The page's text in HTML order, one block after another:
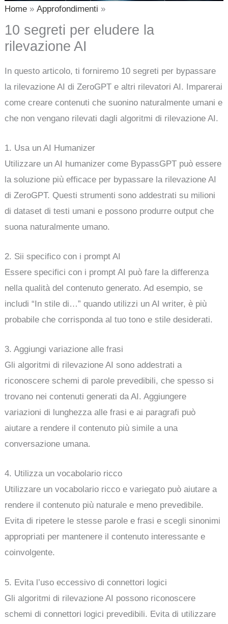
Home Approfondimenti
10 segreti per eludere la
rilevazione AI
In questo articolo, ti forniremo 10 segreti per bypassare
la rilevazione AI di ZeroGPT e altri rilevatori AI. Imparerai
come creare contenuti che suonino naturalmente umani e
che non vengano rilevati dagli algoritmi di rilevazione AI.
1. Usa un AI Humanizer
Utilizzare un AI humanizer come BypassGPT può essere
la soluzione più efficace per bypassare la rilevazione AI
di ZeroGPT. Questi strumenti sono addestrati su milioni
di dataset di testi umani e possono produrre output che
suona naturalmente umano.
2. Sii specifico con i prompt AI
Essere specifici con i prompt AI può fare la differenza
nella qualità del contenuto generato. Ad esempio, se
includi “In stile di…” quando utilizzi un AI writer, è più
probabile che corrisponda al tuo tono e stile desiderati.
3. Aggiungi variazione alle frasi
Gli algoritmi di rilevazione AI sono addestrati a
riconoscere schemi di parole prevedibili, che spesso si
trovano nei contenuti generati da AI. Aggiungere
variazioni di lunghezza alle frasi e ai paragrafi può
aiutare a rendere il contenuto più simile a una
conversazione umana.
4. Utilizza un vocabolario ricco
Utilizzare un vocabolario ricco e variegato può aiutare a
rendere il contenuto più naturale e meno prevedibile.
Evita di ripetere le stesse parole e frasi e scegli sinonimi
appropriati per mantenere il contenuto interessante e
coinvolgente.
5. Evita l’uso eccessivo di connettori logici
Gli algoritmi di rilevazione AI possono riconoscere
schemi di connettori logici prevedibili. Evita di utilizzare